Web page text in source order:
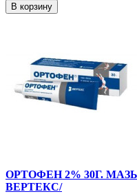
В корзину
ОРТОФЕН 2% 30Г.
ВЕРТЕКС/